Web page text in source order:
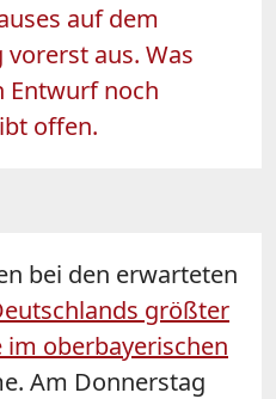
auf dem
aus. Was
Entwurf noch
offen.
bei den erwarteten
größter
oberbayerischen
Am Donnerstag